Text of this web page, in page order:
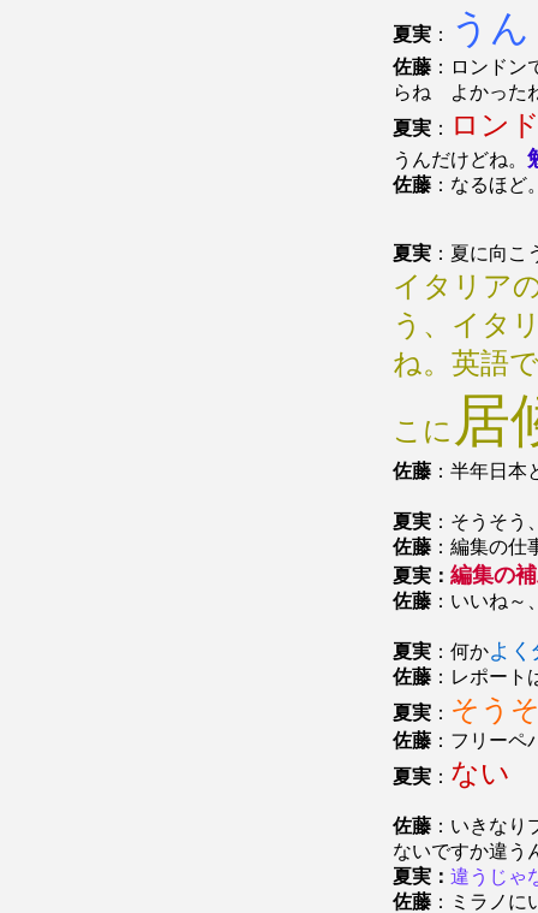
夏実 ： うん
佐藤 ：ロンド
らね よかった
夏実 ： ロン
うんだけどね。
佐藤 ：なるほ
夏実 ：夏に向
イタリア
う、イタ
ね。英語
こに 居
佐藤 ：半年日本
夏実 ：そうそう
佐藤 ：編集の仕
夏実： 編集の
佐藤 ：いいね
夏実 ：何かよ
佐藤 ：レポー
夏実 ： そう
佐藤 ：フリー
夏実 ： ない
佐藤 ：いきな
ないですか違う
夏実： 違うじゃ
佐藤 ：ミラノ